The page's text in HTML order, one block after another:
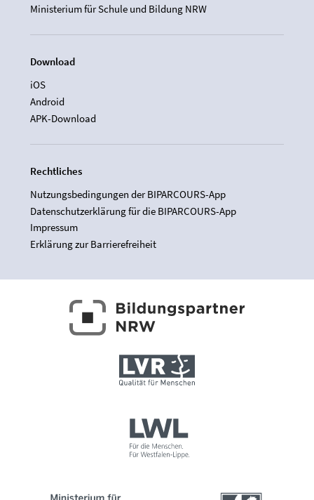
Ministerium für Schule und Bildung NRW
Download
iOS
Android
APK-Download
Rechtliches
Nutzungsbedingungen der BIPARCOURS-App
Datenschutzerklärung für die BIPARCOURS-App
Impressum
Erklärung zur Barrierefreiheit